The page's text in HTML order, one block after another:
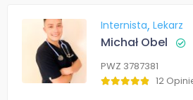
Internista Lekarz
Michał Obel
PWZ 3787381
12